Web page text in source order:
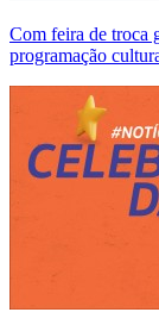
Com feira de troca
programação